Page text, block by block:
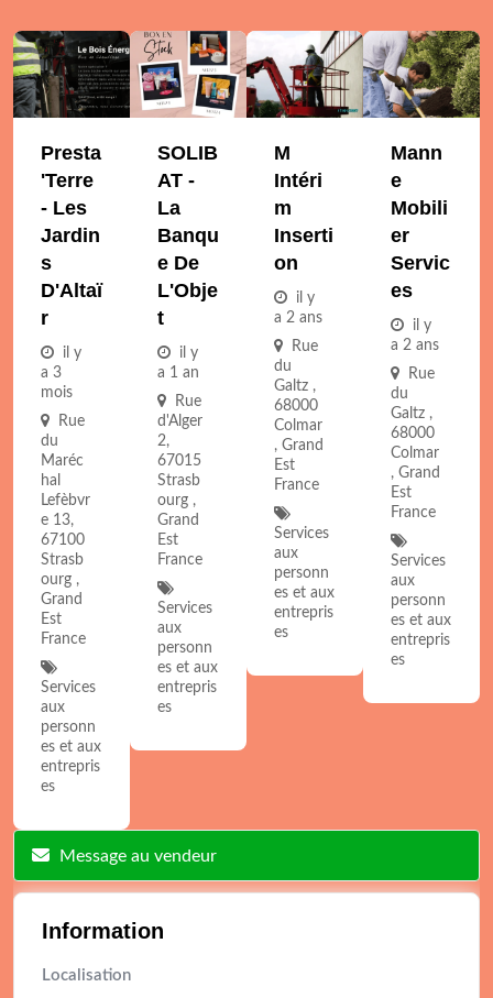
Presta
'Terre
- Les
Jardin
S
D'Altaï
R
il y
a 3
mois
Rue
du
Maréc
hal
Lefèbvr
e 13,
67100
Strasb
ourg ,
Grand
Est
France
Services
aux
personn
es et aux
entrepris
es
SOLIB
AT -
La
Banqu
E De
L'Obje
T
il y
a 1 an
Rue
d'Alger
2,
67015
Strasb
ourg ,
Grand
Est
France
Services
aux
personn
es et aux
entrepris
es
M
Intéri
M
Inserti
On
il y
a 2 ans
Rue
du
Galtz ,
68000
Colmar
, Grand
Est
France
Services
aux
personn
es et aux
entrepris
es
Mann
E
Mobili
Er
Servic
Es
il y
a 2 ans
Rue
du
Galtz ,
68000
Colmar
, Grand
Est
France
Services
aux
personn
es et aux
entrepris
es
Message au vendeur
Information
Localisation